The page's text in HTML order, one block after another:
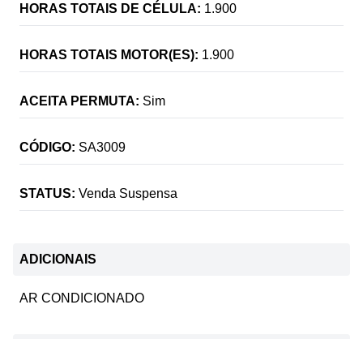
HORAS TOTAIS DE CÉLULA: 1.900
HORAS TOTAIS MOTOR(ES): 1.900
ACEITA PERMUTA: Sim
CÓDIGO: SA3009
STATUS: Venda Suspensa
ADICIONAIS
AR CONDICIONADO